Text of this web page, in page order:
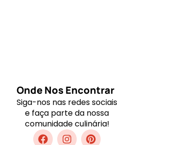
Onde Nos Encontrar
Siga-nos nas redes sociais
e faça parte da nossa
comunidade culinária!